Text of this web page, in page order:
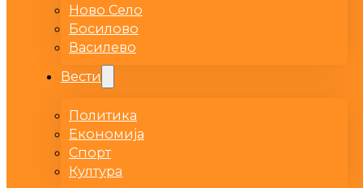
Ново Село
Босилово
Василево
Вести
Политика
Економија
Спорт
Култура